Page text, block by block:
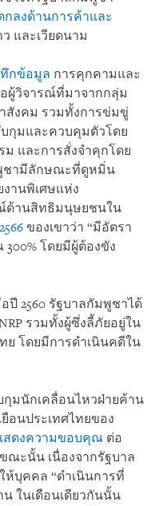
ลงด้านการค้าและ
และเวียดนาม
กข้อมูล การคุกคามและ
อผู้วิจารณ์ที่มาจากกลุ่ม
สังคม รวมทั้งการข่มขู่
กุมและควบคุมตัวโดย
และการสั่งจำคุกโดย
ชามีลักษณะที่ดูหมิ่น
านพิเศษแห่ง
ด้านสิทธิมนุษยชนใน
ของเขาว่า “มีอัตรา
โดยมีผู้ต้องขัง
ปี 2560 รัฐบาลกัมพูชาได้
รวมทั้งผู้ซึ่งลี้ภัยอยู่ใน
ย โดยมีการดำเนินคดีใน
มนักเคลื่อนไหวฝ่ายค้าน
อนประเทศไทยของ
สดงความขอบคุณ ต่อ
ณะนั้น เนื่องจากรัฐบาล
บุคคล “ดำเนินการที่
น ในเดือนเดียวกันนั้น